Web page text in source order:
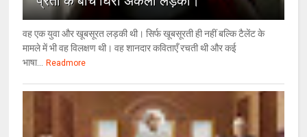
वह एक युवा और खूबसूरत लड़की थी। सिर्फ खूबसूरती ही नहीं बल्कि टैलेंट के
मामले में भी वह विलक्षण थी। वह शानदार कविताएँ रचती थी और कई
भाषा...
Readmore